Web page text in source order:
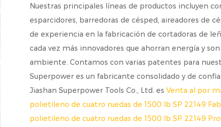
Nuestras principales líneas de productos incluyen
esparcidores, barredoras de césped, aireadores de
de experiencia en la fabricación de cortadoras de
cada vez más innovadores que ahorran energía y
ambiente. Contamos con varias patentes para
Superpower es un fabricante consolidado y de
Jiashan Superpower Tools Co., Ltd. es Venta al por
polietileno de cuatro ruedas de 1500 lb SP 22149
polietileno de cuatro ruedas de 1500 lb SP 22149